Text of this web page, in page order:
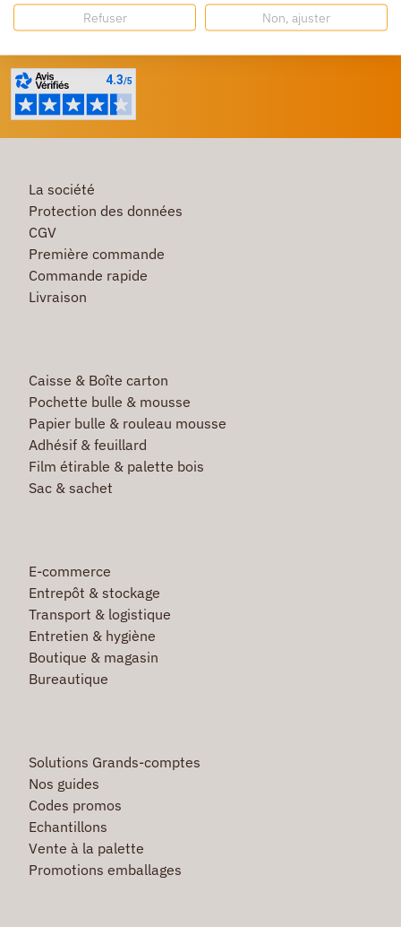
Besoin d'aide ?
La société
Protection des données
CGV
Première commande
Commande rapide
Livraison
Caisse & Boîte carton
Pochette bulle & mousse
Papier bulle & rouleau mousse
Adhésif & feuillard
Film étirable & palette bois
Sac & sachet
E-commerce
Entrepôt & stockage
Transport & logistique
Entretien & hygiène
Boutique & magasin
Bureautique
Solutions Grands-comptes
Nos guides
Codes promos
Echantillons
Vente à la palette
Promotions emballages
Refuser Non, ajuster